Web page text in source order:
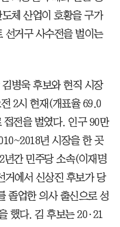
체 산업이 호황을 구가
선거구 사수전을 벌이는
병욱 후보와 현직 시장
2시 현재(개표율 69.0
전을 벌였다. 인구 90만
년 시장을 한 곳
년간 민주당 소속(이재명
거에서 신상진 후보가 당
졸업한 의사 출신으로 성
했다. 김 후보는 20·21